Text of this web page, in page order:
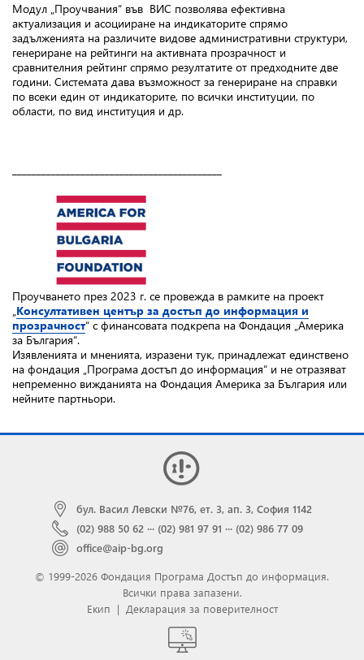
Модул „Проучвания“ във ВИС позволява ефективна
актуализация и асоцииране на индикаторите спрямо
задълженията на различите видове административни структури,
генериране на рейтинги на активната прозрачност и
сравнителния рейтинг спрямо резултатите от предходните две
години. Системата дава възможност за генериране на справки
по всеки един от индикаторите, по всички институции, по
области, по вид институция и др.
Проучването през 2023 г. се провежда в рамките на проект
„Консултативен център за достъп до информация и
прозрачност“ с финансовата подкрепа на Фондация „Америка
за България“.
Изявленията и мненията, изразени тук, принадлежат единствено
на фондация „Програма достъп до информация“ и не отразяват
непременно вижданията на Фондация Америка за България или
нейните партньори.
бул. Васил Левски №76, ет. 3, ап. 3, София 1142
(02) 988 50 62 ··· (02) 981 97 91 ··· (02) 986 77 09
office@aip-bg.org
© 1999-2026 Фондация Програма Достъп до информация.
Всички права запазени.
Екип | Декларация за поверителност